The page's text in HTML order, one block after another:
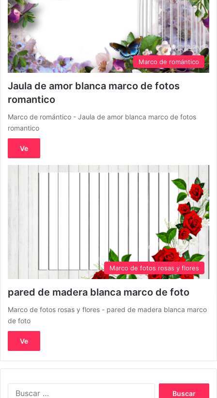
Marco de romántico
Jaula de amor blanca marco de fotos
romantico
Marco de romántico - Jaula de amor blanca marco de fotos
romantico
Ve
Marco de fotos rosas y flores
pared de madera blanca marco de foto
Marco de fotos rosas y flores - pared de madera blanca marco
de foto
Ve